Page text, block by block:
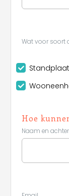
Wat voor soort
Hoe
Naam en